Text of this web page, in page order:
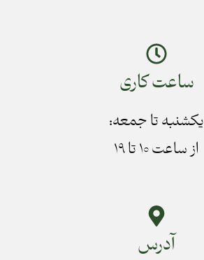
ساعت کاری
یکشنبه تا جمعه:
از ساعت ۱۰ تا ۱۹
آدرس